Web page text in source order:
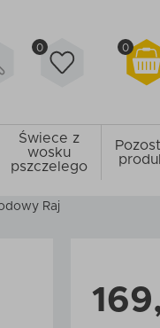
0 0
Świece z
wosku
pszczelego
Raj